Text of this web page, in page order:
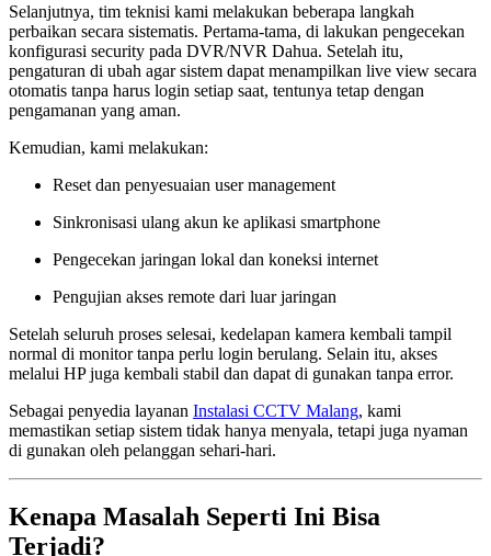
Selanjutnya, tim teknisi kami melakukan beberapa langkah
perbaikan secara sistematis. Pertama-tama, di lakukan pengecekan
konfigurasi security pada DVR/NVR Dahua. Setelah itu,
pengaturan di ubah agar sistem dapat menampilkan live view secara
otomatis tanpa harus login setiap saat, tentunya tetap dengan
pengamanan yang aman.
Kemudian, kami melakukan:
Reset dan penyesuaian user management
Sinkronisasi ulang akun ke aplikasi smartphone
Pengecekan jaringan lokal dan koneksi internet
Pengujian akses remote dari luar jaringan
Setelah seluruh proses selesai, kedelapan kamera kembali tampil
normal di monitor tanpa perlu login berulang. Selain itu, akses
melalui HP juga kembali stabil dan dapat di gunakan tanpa error.
Sebagai penyedia layanan Instalasi CCTV Malang, kami
memastikan setiap sistem tidak hanya menyala, tetapi juga nyaman
di gunakan oleh pelanggan sehari-hari.
Kenapa Masalah Seperti Ini Bisa
Terjadi?